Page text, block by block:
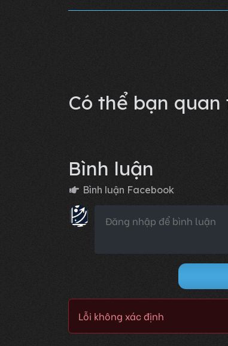
Có thể bạn quan
Bình luận
Bình luận Facebook
Lỗi không xác định